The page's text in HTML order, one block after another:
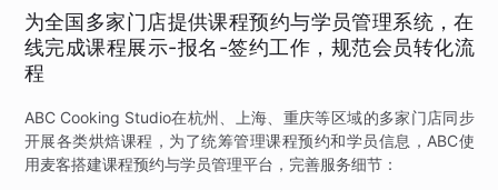
为全国多家门店提供课程预约与学员管理系统，在
线完成课程展示-报名-签约工作，规范会员转化流
程
ABC Cooking Studio在杭州、上海、重庆等区域的多家门店同步
开展各类烘焙课程，为了统筹管理课程预约和学员信息，ABC使
用麦客搭建课程预约与学员管理平台，完善服务细节：